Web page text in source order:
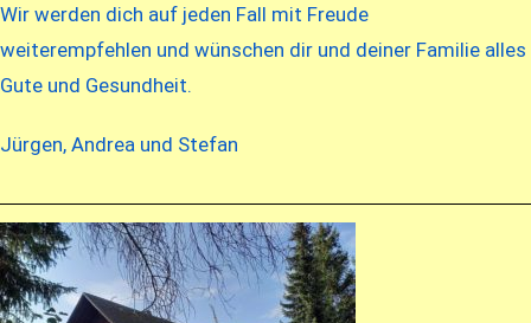
Wir werden dich auf jeden Fall mit Freude
weiterempfehlen und wünschen dir und deiner Familie alles
Gute und Gesundheit.
Jürgen, Andrea und Stefan